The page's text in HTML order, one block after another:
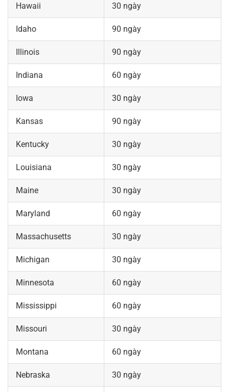
Hawaii 30 ngày
Idaho 90 ngày
Illinois 90 ngày
Indiana 60 ngày
Iowa 30 ngày
Kansas 90 ngày
Kentucky 30 ngày
Louisiana 30 ngày
Maine 30 ngày
Maryland 60 ngày
Massachusetts 30 ngày
Michigan 30 ngày
Minnesota 60 ngày
Mississippi 60 ngày
Missouri 30 ngày
Montana 60 ngày
Nebraska 30 ngày